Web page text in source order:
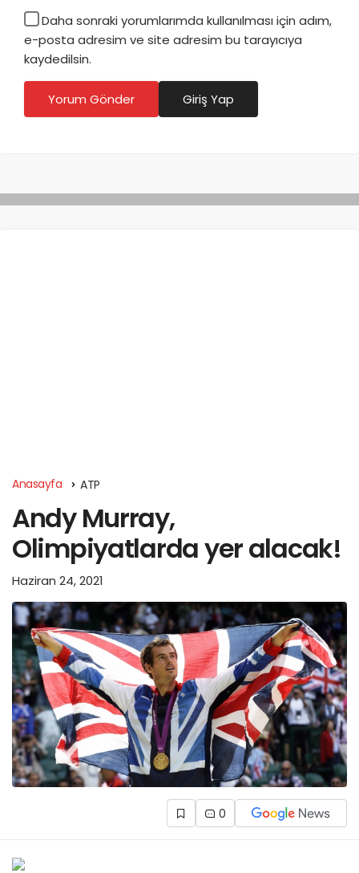
Daha sonraki yorumlarımda kullanılması için adım,
e-posta adresim ve site adresim bu tarayıcıya
kaydedilsin.
Yorum Gönder Giriş Yap
Anasayfa ATP
Andy Murray,
Olimpiyatlarda yer alacak!
Haziran 24, 2021
0